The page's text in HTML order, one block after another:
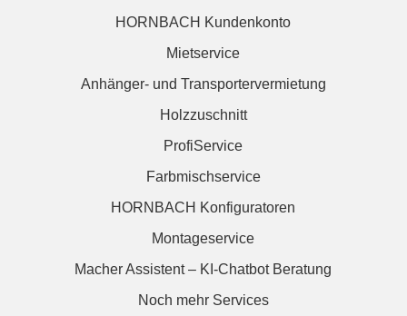
HORNBACH Kundenkonto
Mietservice
Anhänger- und Transportervermietung
Holzzuschnitt
ProfiService
Farbmischservice
HORNBACH Konfiguratoren
Montageservice
Macher Assistent – KI-Chatbot Beratung
Noch mehr Services